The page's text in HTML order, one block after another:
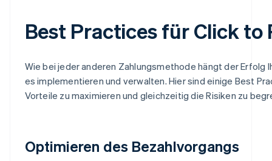
Best Practices für Click to
Wie bei jeder anderen Zahlungsmethode hängt der Erfolg
es implementieren und verwalten. Hier sind einige Best
Vorteile zu maximieren und gleichzeitig die Risiken zu
Optimieren des Bezahlvorgangs